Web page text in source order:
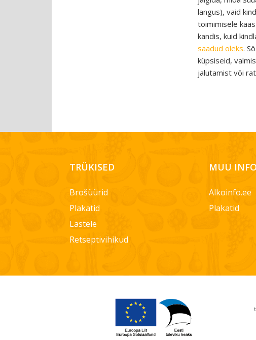
langus), vaid
toimimisele
kandis, kuid
saadud oleks.
küpsiseid,
jalutamist või
TRÜKISED
Brošüürid
Plakatid
Lastele
Retseptivihikud
MUU INFO
Alkoinfo.ee
Plakatid